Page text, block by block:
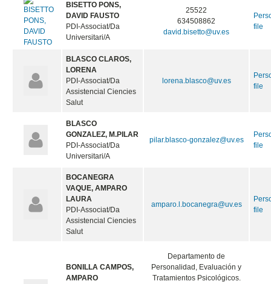
BISETTO PONS,
DAVID FAUSTO
PDI-Associat/Da
Universitari/A
25522
634508862
david.bisetto@uv.es
file
BLASCO CLAROS,
LORENA
PDI-Associat/Da
Assistencial Ciencies
Salut
lorena.blasco@uv.es
file
BLASCO
GONZALEZ, M.PILAR
PDI-Associat/Da
Universitari/A
pilar.blasco-gonzalez@uv.es
file
BOCANEGRA
VAQUE, AMPARO
LAURA
PDI-Associat/Da
Assistencial Ciencies
Salut
amparo.l.bocanegra@uv.es
file
BONILLA CAMPOS,
AMPARO
Departamento de
Personalidad, Evaluación y
Tratamientos Psicológicos.